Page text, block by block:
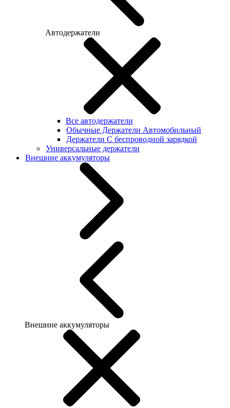
Автодержатели
Все автодержатели
Обычные Держатели Автомобильный
Держатели С беспроводной зарядкой
Универсальные держатели
Внешние аккумуляторы
Внешние аккумуляторы